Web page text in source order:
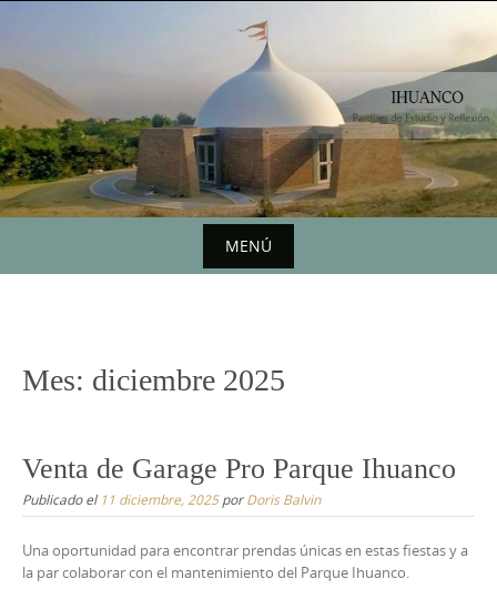
contenido
MENÚ
Mes: diciembre 2025
Venta de Garage Pro Parque Ihuanco
Publicado el 11 diciembre, 2025porDoris Balvin
Una oportunidad para encontrar prendas únicas en estas fiestas y a
la par colaborar con el mantenimiento del Parque Ihuanco.